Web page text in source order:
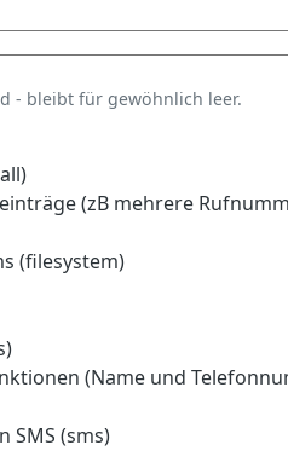
- bleibt für gewöhnlich leer.
(zB mehrere
(filesystem)
(Name und
SMS (sms)